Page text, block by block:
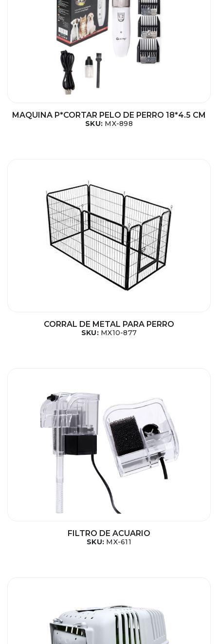
MAQUINA P*CORTAR PELO DE PERRO 18*4.5 CM
SKU: MX-898
CORRAL DE METAL PARA PERRO
SKU: MX10-877
FILTRO DE ACUARIO
SKU: MX-611